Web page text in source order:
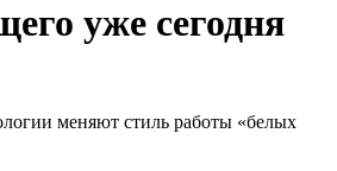
уже сегодня
меняют стиль работы «белых